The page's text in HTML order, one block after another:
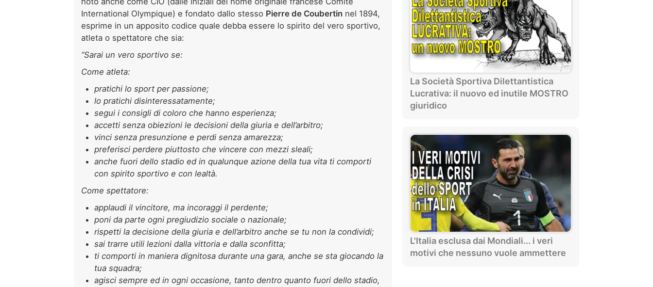
International Olympique) e fondato dallo stesso Pierre de Coubertin nel 1894,
esprime in un apposito codice quale debba essere lo spirito del vero sportivo,
atleta o spettatore che sia:
“Sarai un vero sportivo se:
Come atleta:
pratichi lo sport per passione;
lo pratichi disinteressatamente;
segui i consigli di coloro che hanno esperienza;
accetti senza obiezioni le decisioni della giuria e dell’arbitro;
vinci senza presunzione e perdi senza amarezza;
preferisci perdere piuttosto che vincere con mezzi sleali;
anche fuori dello stadio ed in qualunque azione della tua vita ti comporti
con spirito sportivo e con lealtà.
Come spettatore:
applaudi il vincitore, ma incoraggi il perdente;
poni da parte ogni pregiudizio sociale o nazionale;
rispetti la decisione della giuria e dell’arbitro anche se tu non la condividi;
sai trarre utili lezioni dalla vittoria e dalla sconfitta;
ti comporti in maniera dignitosa durante una gara, anche se sta giocando la
tua squadra;
agisci sempre ed in ogni occasione, tanto dentro quanto fuori dello stadio,
La Società Sportiva Dilettantistica
Lucrativa: il nuovo ed inutile MOSTRO
giuridico
L'Italia esclusa dai Mondiali... i veri
motivi che nessuno vuole ammettere